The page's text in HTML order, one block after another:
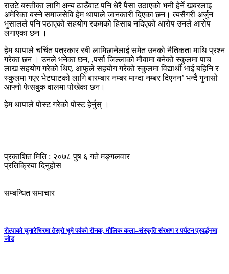
राउटे बस्तीका लागि अन्य ठाउँबाट पनि धेरै पैसा उठाएको भनी हेर्ने खबरलाइ
अमेरिका बस्ने समाजसेवि हेम थापाले जानकारी दिएका छन। त्यसैगरी अर्जुन
भुसालले पनि पठाएको सहयोग रकमको हिसाब नदिएको आरोप उनले आरोप
लगाएका छन ।
हेम थापाले चर्चित पत्रकार रबी लामिछानेलाई समेत उनको नैतिकता माथि प्रश्न
गरेका छन । उनले भनेका छन, ,पर्सा जिल्लाको मौवामा बनेको स्कुलमा पाच
लाख सहयोग गरेको थिए, आफुले सहयोग गरेको स्कुलमा विद्यार्थी भाई बहिनि र
स्कुलमा गएर भेटघाटको लागि बारम्बार नम्बर माग्दा नम्बर दिएनन’ भन्दै गुनासो
आफ्नो फेसबुक वालमा पोखेका छन।
हेम थापाले पोस्ट गरेको पोस्ट हेर्नुस् ।
प्रकाशित मिति : २०७८ पुष ६ गते मङ्गलवार
प्रतिक्रिया दिनुहोस
सम्बन्धित समाचार
रोल्पाको चुनारेभिरमा तेस्रो भूमे पर्वको रौनक, मौलिक कला–संस्कृति संरक्षण र पर्यटन प्रवर्द्धनमा
जोड